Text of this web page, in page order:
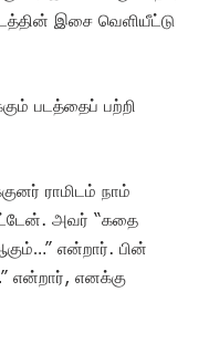
இசை வெளியீட்டு
படத்தைப் பற்றி
ராமிடம் நாம்
அவர் “கதை
என்றார். பின்
என்றார், எனக்கு